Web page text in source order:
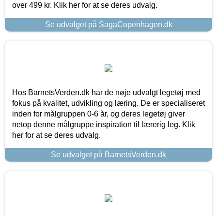
over 499 kr. Klik her for at se deres udvalg.
Se udvalget på SagaCopenhagen.dk
Hos BarnetsVerden.dk har de nøje udvalgt legetøj med
fokus på kvalitet, udvikling og læring. De er specialiseret
inden for målgruppen 0-6 år, og deres legetøj giver
netop denne målgruppe inspiration til lærerig leg. Klik
her for at se deres udvalg.
Se udvalget på BarnetsVerden.dk